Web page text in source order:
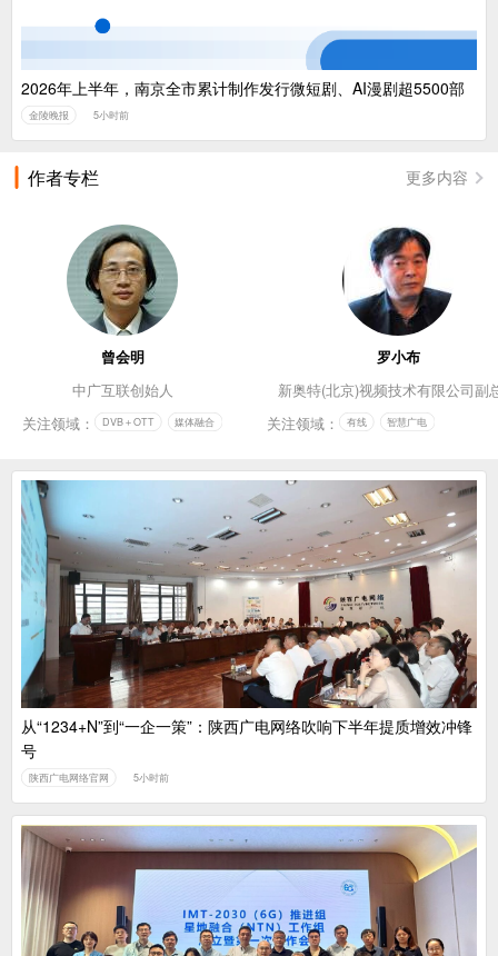
2026年上半年，南京全市累计制作发行微短剧、AI漫剧超5500部
金陵晚报 5小时前
作者专栏 更多内容
曾会明
中广互联创始人
关注领域：
DVB＋OTT 媒体融合
罗小布
新奥特(北京)视频技术有限公司副
关注领域：
有线 智慧广电
从“1234+N”到“一企一策”：陕西广电网络吹响下半年提质增效冲锋
号
陕西广电网络官网 5小时前